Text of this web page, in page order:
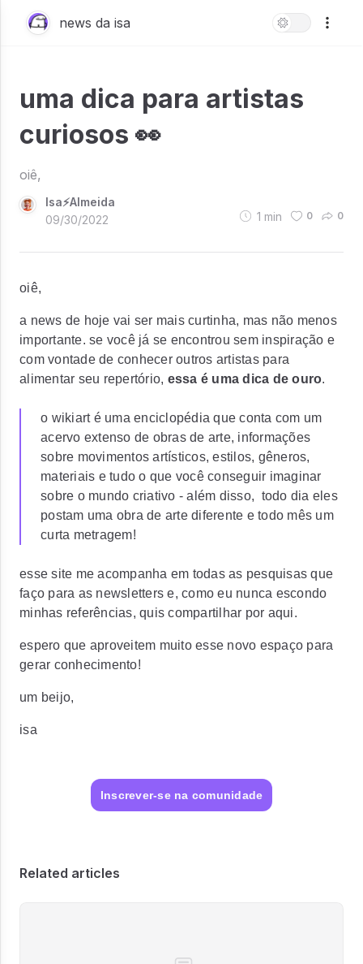
news da isa
uma dica para artistas
curiosos 👀
oiê,
Isa⚡Almeida
09/30/2022
1 min 0 0
oiê,
a news de hoje vai ser mais curtinha, mas não menos
importante. se você já se encontrou sem inspiração e
com vontade de conhecer outros artistas para
alimentar seu repertório, essa é uma dica de ouro.
o wikiart é uma enciclopédia que conta com um
acervo extenso de obras de arte, informações
sobre movimentos artísticos, estilos, gêneros,
materiais e tudo o que você conseguir imaginar
sobre o mundo criativo - além disso, todo dia eles
postam uma obra de arte diferente e todo mês um
curta metragem!
esse site me acompanha em todas as pesquisas que
faço para as newsletters e, como eu nunca escondo
minhas referências, quis compartilhar por aqui.
espero que aproveitem muito esse novo espaço para
gerar conhecimento!
um beijo,
isa
Inscrever-se na comunidade
Related articles